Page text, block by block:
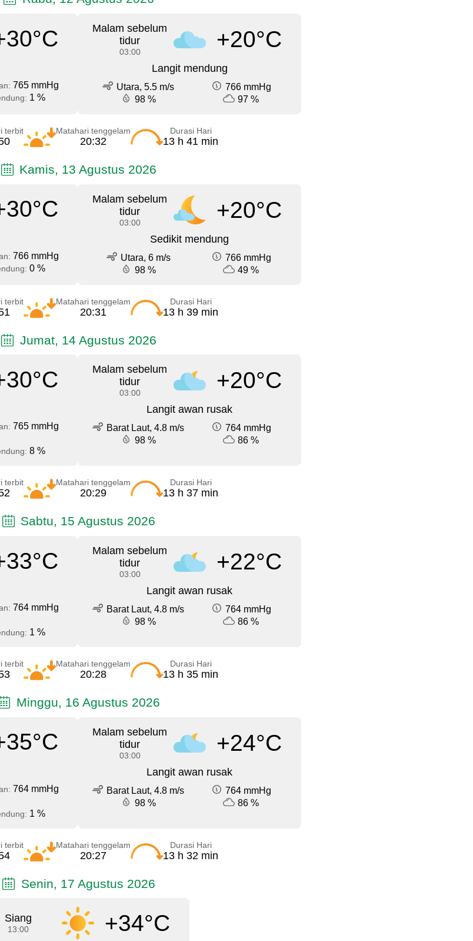
765 mmHg
1 %
Malam sebelum
tidur
03:00 +20°C
Langit mendung
Utara, 5.5 m/s
766 mmHg
98 %
97 %
terbit Matahari tenggelam
20:32
Durasi Hari
13 h 41 min
Kamis, 13 Agustus 2026
766 mmHg
0 %
Malam sebelum
tidur
03:00 +20°C
Sedikit mendung
Utara, 6 m/s
766 mmHg
98 %
49 %
terbit Matahari tenggelam
20:31
Durasi Hari
13 h 39 min
Jumat, 14 Agustus 2026
765 mmHg
8 %
Malam sebelum
tidur
03:00 +20°C
Langit awan rusak
Barat Laut, 4.8 m/s
764 mmHg
98 %
86 %
terbit Matahari tenggelam
20:29
Durasi Hari
13 h 37 min
Sabtu, 15 Agustus 2026
764 mmHg
1 %
Malam sebelum
tidur
03:00 +22°C
Langit awan rusak
Barat Laut, 4.8 m/s
764 mmHg
98 %
86 %
terbit Matahari tenggelam
20:28
Durasi Hari
13 h 35 min
Minggu, 16 Agustus 2026
764 mmHg
1 %
Malam sebelum
tidur
03:00 +24°C
Langit awan rusak
Barat Laut, 4.8 m/s
764 mmHg
98 %
86 %
terbit Matahari tenggelam
20:27
Durasi Hari
13 h 32 min
Senin, 17 Agustus 2026
Siang
13:00 +34°C